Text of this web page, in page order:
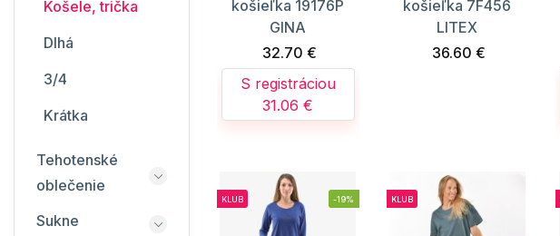
košieľka 19176P
GINA
32.70 €
S registráciou
31.06 €
košieľka 7F456
LITEX
36.60 €
KLUB -19% KLUB
Košele, trička
Dlhá
3/4
Krátka
Tehotenské
oblečenie
Sukne